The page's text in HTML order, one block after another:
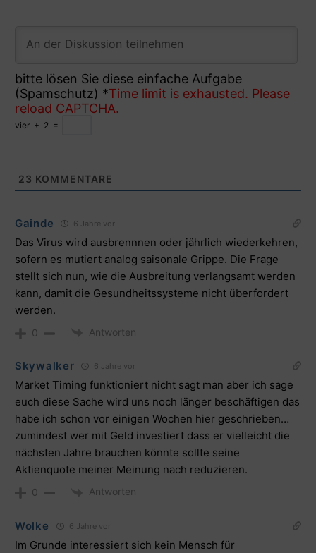
bitte lösen Sie diese einfache Aufgabe
(Spamschutz) *Time limit is exhausted. Please
reload CAPTCHA.
vier + 2 =
23 KOMMENTARE
Gainde 6 Jahre vor
Das Virus wird ausbrennnen oder jährlich wiederkehren,
sofern es mutiert analog saisonale Grippe. Die Frage
stellt sich nun, wie die Ausbreitung verlangsamt werden
kann, damit die Gesundheitssysteme nicht überfordert
werden.
0 Antworten
Skywalker 6 Jahre vor
Market Timing funktioniert nicht sagt man aber ich sage
euch diese Sache wird uns noch länger beschäftigen das
habe ich schon vor einigen Wochen hier geschrieben…
zumindest wer mit Geld investiert dass er vielleicht die
nächsten Jahre brauchen könnte sollte seine
Aktienquote meiner Meinung nach reduzieren.
0 Antworten
Wolke 6 Jahre vor
Im Grunde interessiert sich kein Mensch für